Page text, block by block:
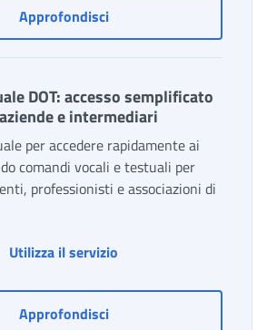
ApprofondisciCassa Integrazione
DOT: accesso semplificato
e intermediari
per accedere rapidamente ai
comandi vocali e testuali per
professionisti e associazioni di
Utilizza il servizio
ApprofondisciDesktop Virtuale DOT: